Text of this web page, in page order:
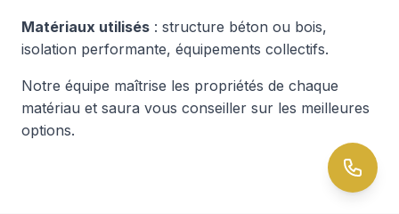
Matériaux utilisés : structure béton ou bois,
isolation performante, équipements collectifs.
Notre équipe maîtrise les propriétés de chaque
matériau et saura vous conseiller sur les meilleures
options.